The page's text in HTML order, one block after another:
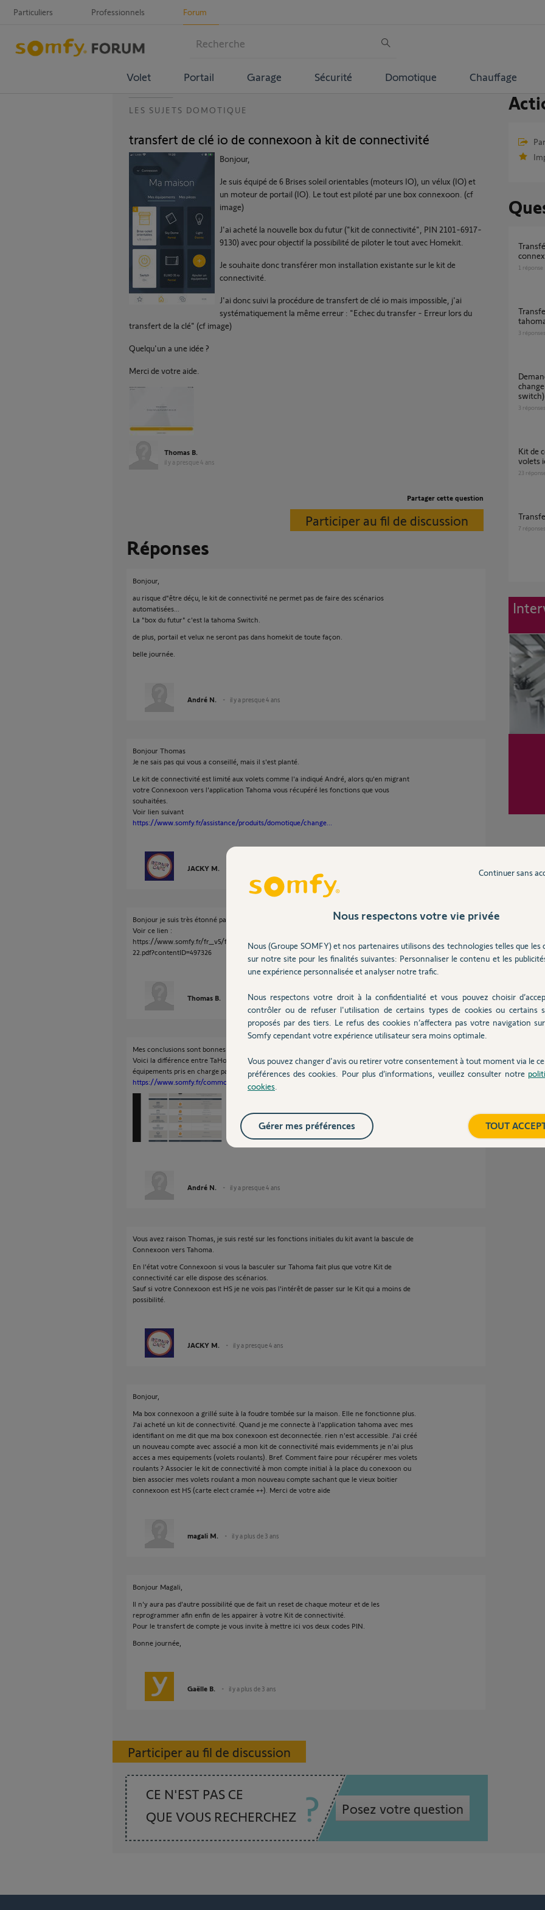
Particuliers Professionnels Forum
Volet Portail Garage Sécurité Domotique Chauffage
LES SUJETS DOMOTIQUE
transfert de clé io de connexoon à kit de connectivité
Bonjour,
Je suis équipé de 6 Brises soleil orientables (moteurs IO), un vélux (IO) et
un moteur de portail (IO). Le tout est piloté par une box connexoon. (cf
image)
J'ai acheté la nouvelle box du futur ("kit de connectivité", PIN 2101-6917-
9130) avec pour objectif la possibilité de piloter le tout avec Homekit.
Je souhaite donc transférer mon installation existante sur le kit de
connectivité.
J'ai donc suivi la procédure de transfert de clé io mais impossible, j'ai
systématiquement la même erreur : "Echec du transfer - Erreur lors du
transfert de la clé" (cf image)
Quelqu'un a une idée ?
Merci de votre aide.
Thomas B.
il y a presque 4 ans
Partager cette question
Participer au fil de discussion
Réponses
Bonjour,
au risque d"être déçu, le kit de connectivité ne permet pas de faire des scénarios
automatisées...
La "box du futur" c'est la tahoma Switch.
de plus, portail et velux ne seront pas dans homekit de toute façon.
belle journée.
André N. il y a presque 4 ans
Bonjour Thomas
Je ne sais pas qui vous a conseillé, mais il s'est planté.
Le kit de connectivité est limité aux volets comme l'a indiqué André, alors qu'en migrant
votre Connexoon vers l'application Tahoma vous récupéré les fonctions que vous
souhaitées.
Voir lien suivant
https://www.somfy.fr/assistance/produits/domotique/change...
JACKY M.
Bonjour je suis très étonné par vos conclusions (j’avais vérifié avant d’acheter …)
Voir ce lien :
https://www.somfy.fr/fr_v5/file.cfm/Liste_des_compatibilités_KIT_CONNECTIVITE_03
22.pdf?contentID=497326
Thomas B. il y a presque 4 ans
Mes conclusions sont bonnes.
Voici la différence entre TaHoma Switch et kit de connectivité, ainsi que la liste des
équipements pris en charge par homekit.
https://www.somfy.fr/common/img/library//Compartif-TaHoma...
André N. il y a presque 4 ans
Vous avez raison Thomas, je suis resté sur les fonctions initiales du kit avant la bascule de
Connexoon vers Tahoma.
En l'état votre Connexoon si vous la basculer sur Tahoma fait plus que votre Kit de
connectivité car elle dispose des scénarios.
Sauf si votre Connexoon est HS je ne vois pas l'intérêt de passer sur le Kit qui a moins de
possibilité.
JACKY M. il y a presque 4 ans
Bonjour,
Ma box connexoon a grillé suite à la foudre tombée sur la maison. Elle ne fonctionne plus.
J'ai acheté un kit de connectivité. Quand je me connecte à l'application tahoma avec mes
identifiant on me dit que ma box conexoon est deconnectée. rien n'est accessible. J'ai créé
un nouveau compte avec associé a mon kit de connectivité mais evidemments je n'ai plus
acces a mes equipements (volets roulants). Bref. Comment faire pour récupérer mes volets
roulants ? Associer le kit de connectivité à mon compte initial à la place du conexoon ou
bien associer mes volets roulant a mon nouveau compte sachant que le vieux boitier
connexoon est HS (carte elect cramée ++). Merci de votre aide
magali M. il y a plus de 3 ans
Bonjour Magali,
Il n'y aura pas d'autre possibilité que de fait un reset de chaque moteur et de les
reprogrammer afin enfin de les appairer à votre Kit de connectivité.
Pour le transfert de compte je vous invite à mettre ici vos deux codes PIN.
Bonne journée,
Gaëlle B. il y a plus de 3 ans
Participer au fil de discussion
CE N'EST PAS CE
QUE VOUS RECHERCHEZ
Posez votre question
Transférer les équipements Io d'une
1 réponse
Transfert d'une clé io kit de connectivité vers
3 réponses
Demande de transfert de clé io suite à
switch)
3 réponses
Kit de connectivité : impossible d'ajouter mes
volets
23
7 réponses
Nous respectons votre vie privée
Nous (Groupe SOMFY) et nos partenaires utilisons des technologies telles que les
sur notre site pour les finalités suivantes: Personnaliser le contenu et les
une expérience personnalisée et analyser notre trafic.
Nous respectons votre droit à la confidentialité et vous pouvez choisir
contrôler ou de refuser l'utilisation de certains types de cookies ou certains
proposés par des tiers. Le refus des cookies n’affectera pas votre navigation
Somfy cependant votre expérience utilisateur sera moins optimale.
Vous pouvez changer d'avis ou retirer votre consentement à tout moment via le
préférences des cookies. Pour plus d’informations, veuillez consulter notre
cookies
Continuer sans
TOUT
Gérer mes préférences